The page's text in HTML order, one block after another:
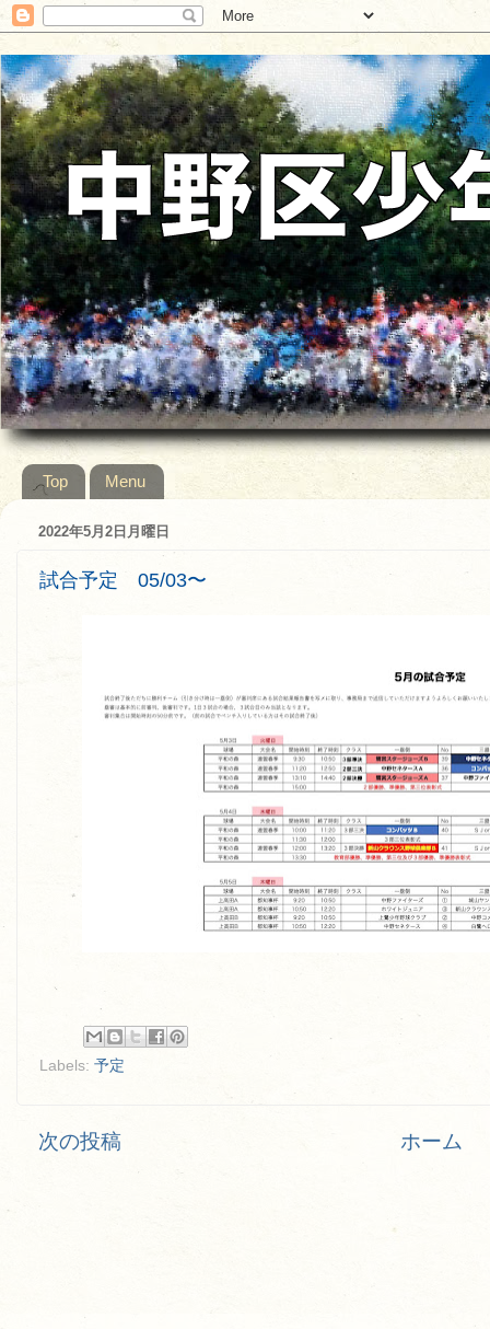
Top Menu
2022年5月2日月曜日
試合予定 05/03〜
Labels: 予定
次の投稿 ホーム